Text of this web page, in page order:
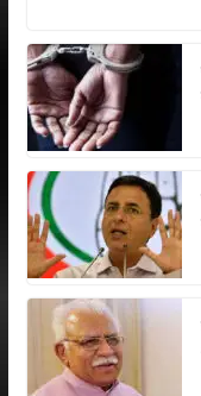
at
s
A
p
p
e
b
o
k